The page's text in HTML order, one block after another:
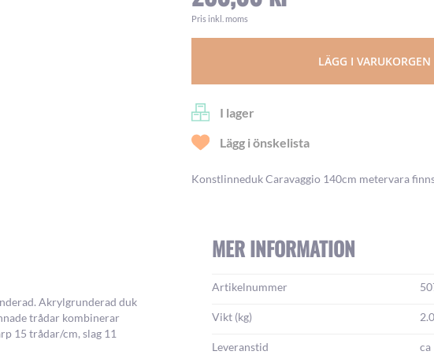
Pris inkl. moms
LÄGG I VARUKORGEN
I lager
Lägg i önskelista
Konstlinneduk Caravaggio 140cm metervara
Akrylgrunderad duk
trådar kombinerar
15 trådar/cm, slag 11
MER INFORMATION
Mer
Artikelnummer
Vikt (kg)
Leveranstid ca